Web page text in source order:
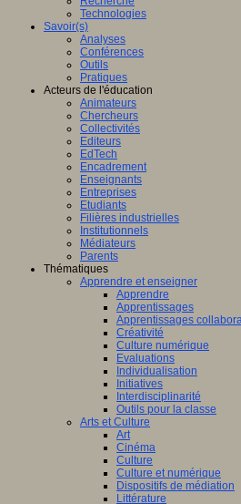
Technologies
Savoir(s)
Analyses
Conférences
Outils
Pratiques
Acteurs de l'éducation
Animateurs
Chercheurs
Collectivités
Editeurs
EdTech
Encadrement
Enseignants
Entreprises
Etudiants
Filières industrielles
Institutionnels
Médiateurs
Parents
Thématiques
Apprendre et enseigner
Apprendre
Apprentissages
Apprentissages
Créativité
Culture numérique
Evaluations
Individualisation
Initiatives
Interdisciplinarité
Outils pour la classe
Arts et Culture
Art
Cinéma
Culture
Culture et numérique
Dispositifs de médiation
Littérature